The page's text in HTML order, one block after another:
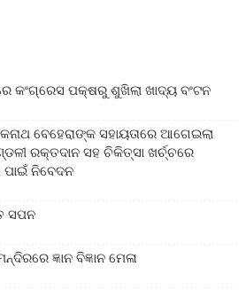
କଂଗ୍ରେସ ପକ୍ଷରୁ ଶୁଖିଲା ଖାଦ୍ୟ ବଂଟନ
ବେହେରାଙ୍କ ସହାୟତାରେ ଆଗେଇଲା
ରକ୍ତଦାନ ସହ ଚିକିତ୍ସା ଖର୍ଚ୍ଚରେ
ପାଇଁ ନିବେଦନ
ସପନ
ଜ୍ଞାନ ବିଜ୍ଞାନ ମେଳା